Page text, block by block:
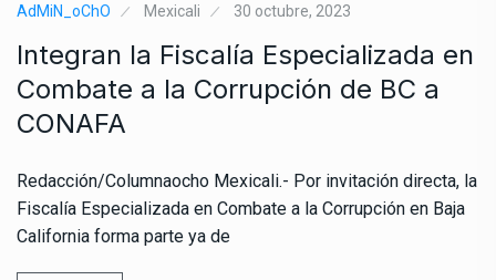
AdMiN_oChO Mexicali 30 octubre, 2023
Integran la Fiscalía Especializada en
Combate a la Corrupción de BC a
CONAFA
Redacción/Columnaocho Mexicali.- Por invitación directa, la
Fiscalía Especializada en Combate a la Corrupción en Baja
California forma parte ya de